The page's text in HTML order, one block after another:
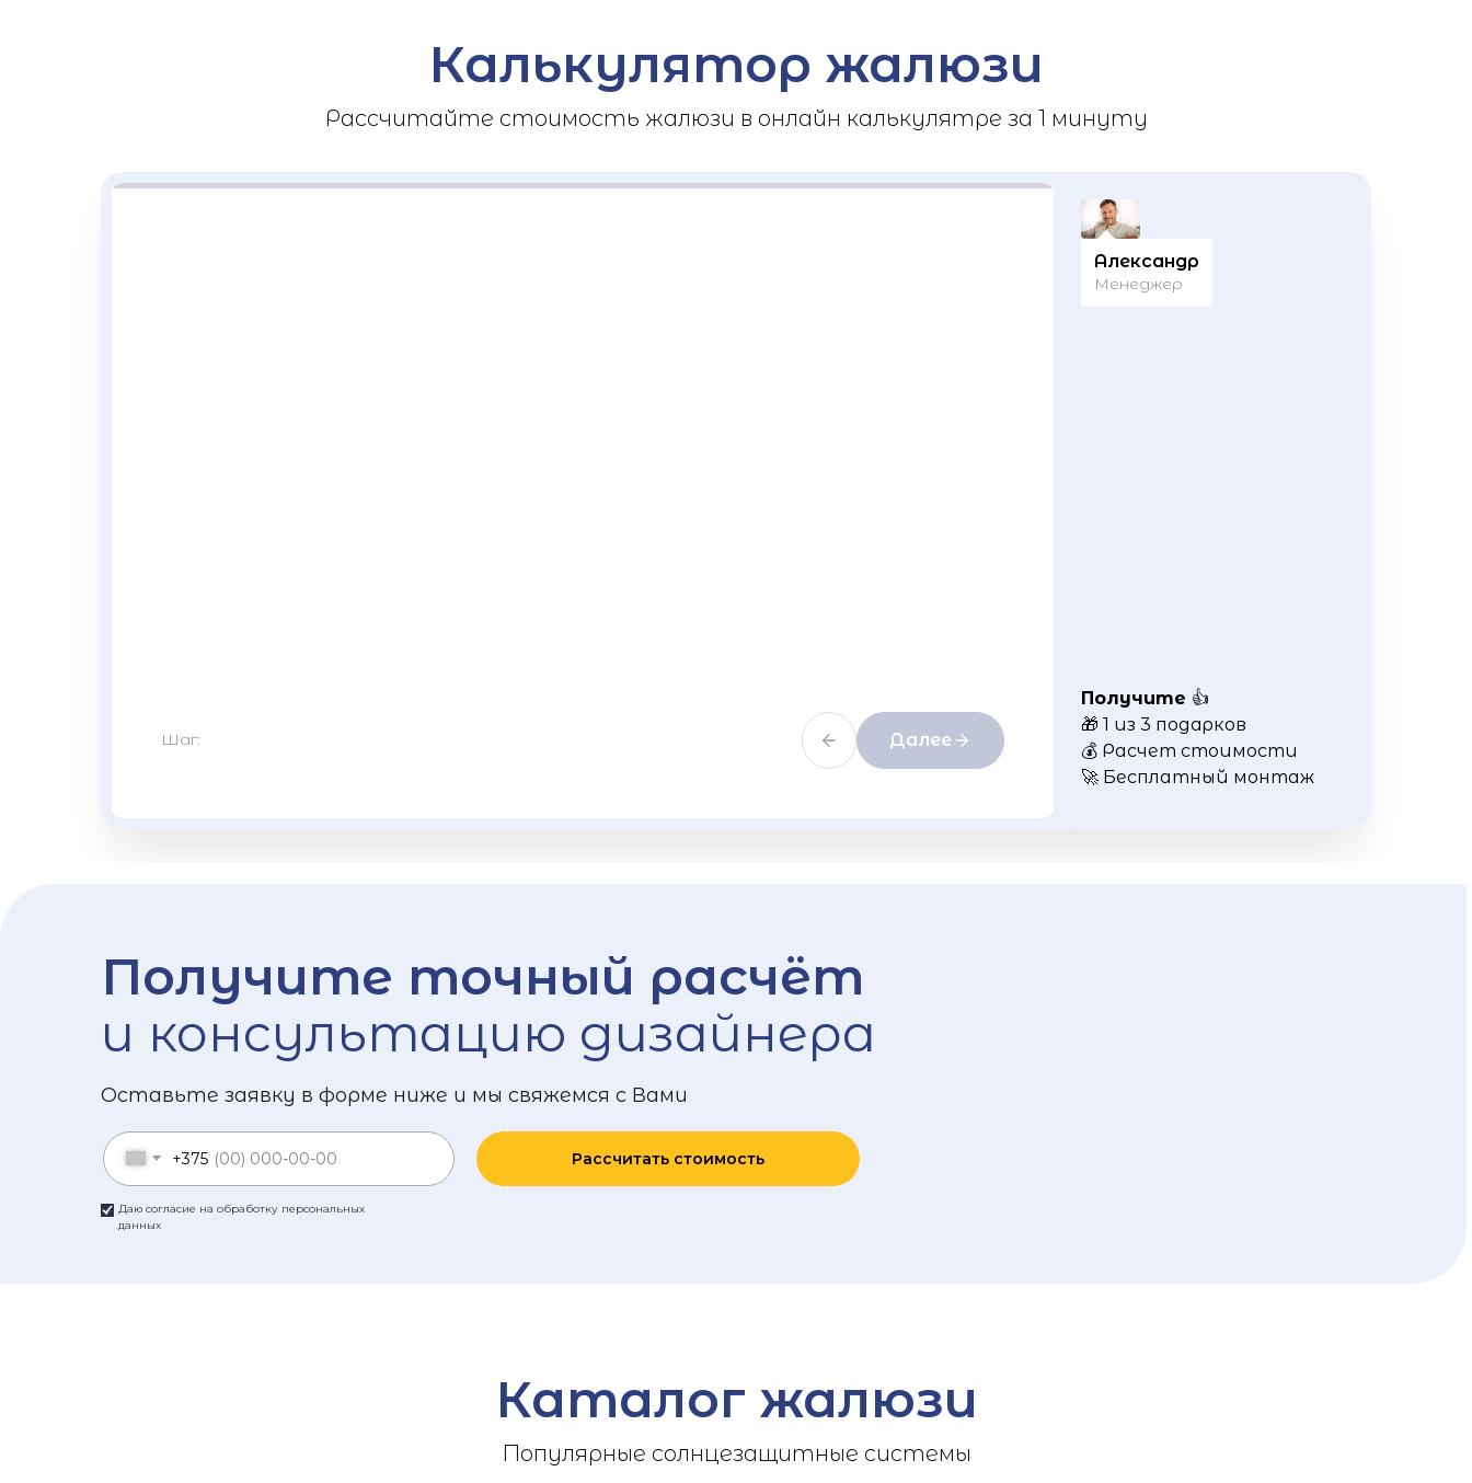
Калькулятор жалюзи
Рассчитайте стоимость жалюзи в онлайн калькулятре за 1 минуту
Александр
Менеджер
Получите 👍
🎁 1 из 3 подарков
💰 Расчет стоимости
🚀 Бесплатный монтаж
Шаг: Далее
Получите точный расчёт
и консультацию дизайнера
Оставьте заявку в форме ниже и мы свяжемся с Вами
Даю согласие на обработку персональных
данных
+375 Рассчитать стоимость
Каталог жалюзи
Популярные солнцезащитные системы